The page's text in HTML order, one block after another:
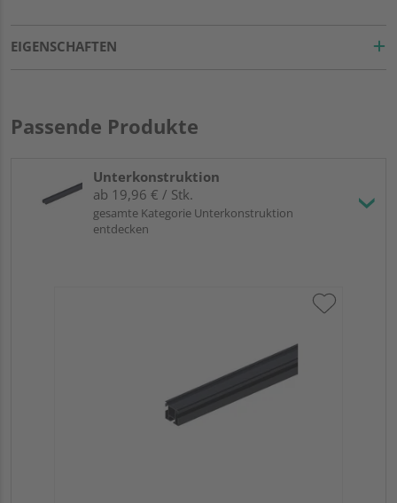
EIGENSCHAFTEN
Passende Produkte
Unterkonstruktion
ab 19,96 € / Stk.
gesamte Kategorie Unterkonstruktion
entdecken